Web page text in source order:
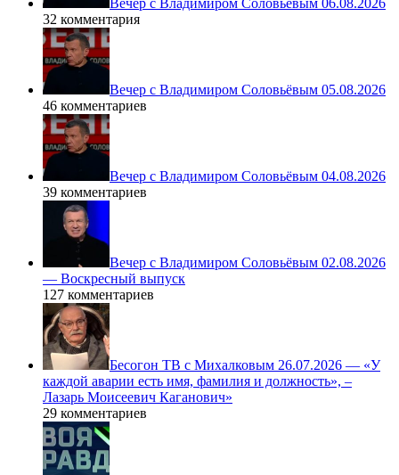
Вечер с Владимиром Соловьёвым 06.08.2026
32 комментария
Вечер с Владимиром Соловьёвым 05.08.2026
46 комментариев
Вечер с Владимиром Соловьёвым 04.08.2026
39 комментариев
Вечер с Владимиром Соловьёвым 02.08.2026
— Воскресный выпуск
127 комментариев
Бесогон ТВ с Михалковым 26.07.2026 — «У
каждой аварии есть имя, фамилия и должность», –
Лазарь Моисеевич Каганович»
29 комментариев